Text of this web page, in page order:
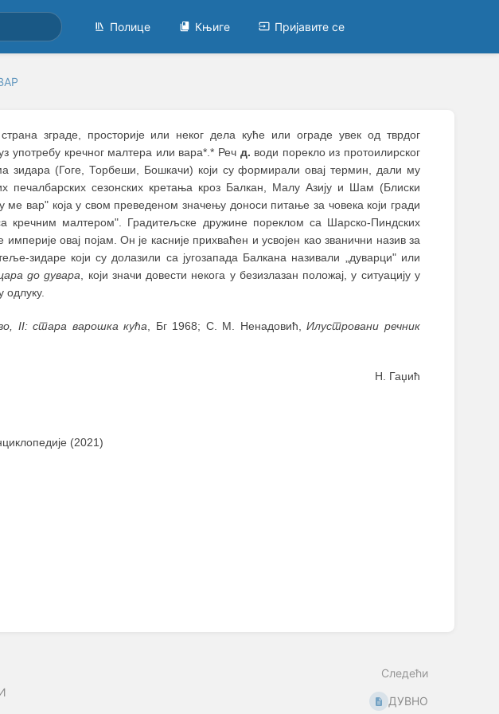
Полице Књиге Пријавите се
зграде, просторије или неког дела куће или ограде увек од тврдог
употребу кречног малтера или вара*.* Реч д. води порекло из протоилирског
зидара (Гоге, Торбеши, Бошкачи) који су формирали oвај термин, дали му
печалбарских сезонских кретања кроз Балкан, Малу Азију и Шам (Блиски
ме вар" која у свом преведеном значењу доноси питање за човека који гради
кречним малтером". Градитељске дружине пореклом са Шарско-Пиндских
овај појам. Он је касније прихваћен и усвојен као званични назив за
зидаре који су долазили са југозапада Балкана називали „дуварци" или
до дувара, који значи довести некога у безизлазан положај, у ситуацију у
одлуку.
II: стара варошка кућа , Бг 1968; С. М. Ненадовић,Илустровани речник
Н. Гаџић
(2021)
Следећи
ДУВНО